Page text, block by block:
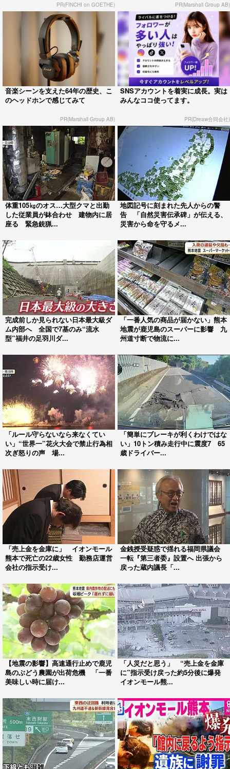
PR(FINCHI on GOETHE) PR(Marshall Group AB)
音楽シーンを支えた64年の歴史、こ
のヘッドホンで感じてみて
PR(Marshall Group AB)
SNSアカウントを着実に成長。実は
みんなココ使ってます。
PR(Dreaw合同会社)
体重105㎏のオス…大型クマと出勤
した従業員が鉢合わせ 建物内に居
座る 緊急銃猟...
地図記号に刻まれた先人からの警
告 「自然災害伝承碑」が伝える、
災害から命を守るメ...
完成前しか見られない日本最大級ダ
ム内部へ 全国で7基のみ“流水
型”福井の足羽川ダ...
「一番人気の商品が届かない」熊本
地震が鹿児島のスーパーに影響 九
州道寸断で物流に...
「ルール守らないなら来なくてい
い」“世界一”花火大会で禁止行為相
次ぎ怒りの声 場...
「簡単にブレーキが利くわけではな
い」10トン積み走行中に震度7 65
歳ドライバー...
「売上金を金庫に」 イオンモール
熊本で死亡の22歳女性 勤務店運営
会社の指示受け...
金銭授受疑惑で揺れる福岡県議会
一転『第三者委』設置へ 出張から
戻った蔵内議長「...
【地震の影響】高速通行止めで鹿児
島のぶどう農園が出荷危機 「一番
美味しい時に届け...
「人災だと思う」 “売上金を金庫
に”指示受け戻った約5分後に爆発
イオンモール熊...